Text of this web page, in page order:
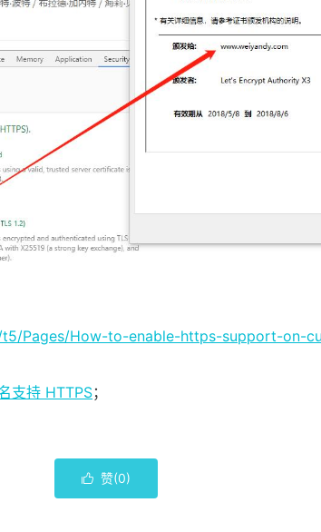
Pages/How-to-enable-https-support-on-
支持 HTTPS；
 赞(0)